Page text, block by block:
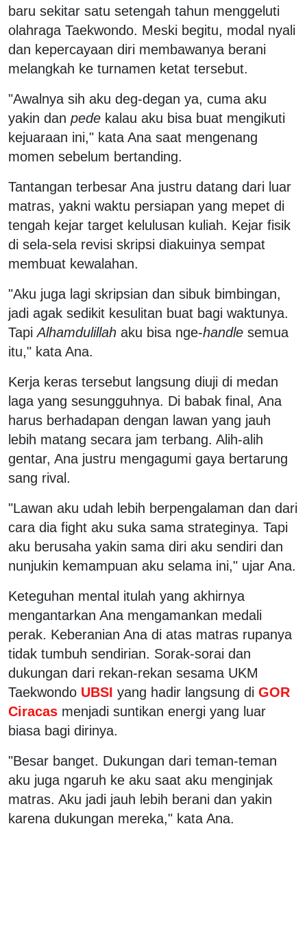
baru sekitar satu setengah tahun menggeluti
olahraga Taekwondo. Meski begitu, modal nyali
dan kepercayaan diri membawanya berani
melangkah ke turnamen ketat tersebut.
"Awalnya sih aku deg-degan ya, cuma aku
yakin dan pede kalau aku bisa buat mengikuti
kejuaraan ini," kata Ana saat mengenang
momen sebelum bertanding.
Tantangan terbesar Ana justru datang dari luar
matras, yakni waktu persiapan yang mepet di
tengah kejar target kelulusan kuliah. Kejar fisik
di sela-sela revisi skripsi diakuinya sempat
membuat kewalahan.
"Aku juga lagi skripsian dan sibuk bimbingan,
jadi agak sedikit kesulitan buat bagi waktunya.
TapiAlhamdulillah aku bisa nge-handle semua
itu," kata Ana.
Kerja keras tersebut langsung diuji di medan
laga yang sesungguhnya. Di babak final, Ana
harus berhadapan dengan lawan yang jauh
lebih matang secara jam terbang. Alih-alih
gentar, Ana justru mengagumi gaya bertarung
sang rival.
"Lawan aku udah lebih berpengalaman dan dari
cara dia fight aku suka sama strateginya. Tapi
aku berusaha yakin sama diri aku sendiri dan
nunjukin kemampuan aku selama ini," ujar Ana.
Keteguhan mental itulah yang akhirnya
mengantarkan Ana mengamankan medali
perak. Keberanian Ana di atas matras rupanya
tidak tumbuh sendirian. Sorak-sorai dan
dukungan dari rekan-rekan sesama UKM
Taekwondo UBSI yang hadir langsung di GOR
Ciracas menjadi suntikan energi yang luar
biasa bagi dirinya.
"Besar banget. Dukungan dari teman-teman
aku juga ngaruh ke aku saat aku menginjak
matras. Aku jadi jauh lebih berani dan yakin
karena dukungan mereka," kata Ana.